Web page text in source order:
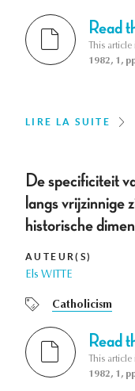
Read
This
1982, 1,
LIRE LA SUITE
De specificiteit
langs vrijzinnige
historische
AUTEUR(S)
Els WITTE
Catholicism
Read
This
1982, 1,